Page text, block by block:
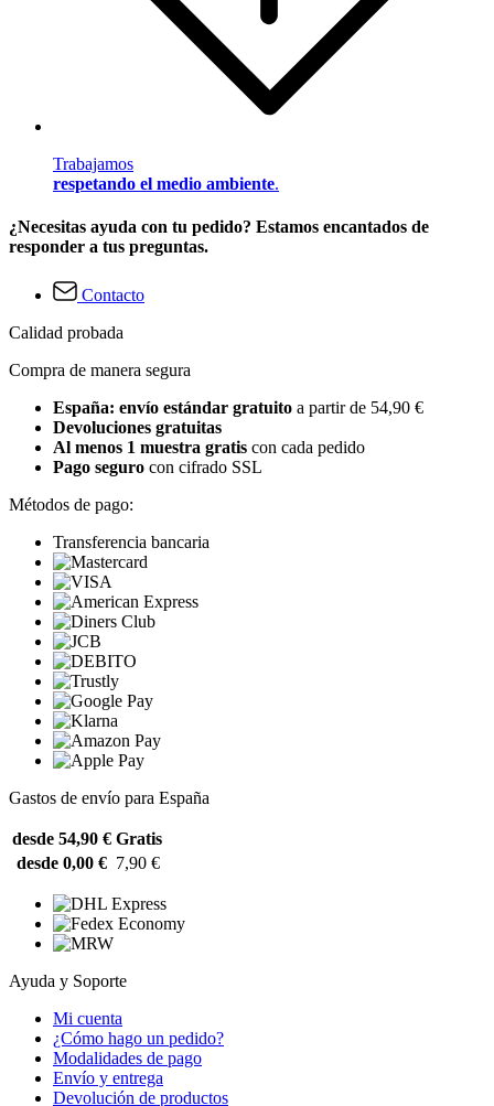
Trabajamos
respetando el medio ambiente.
¿Necesitas ayuda con tu pedido? Estamos encantados de
responder a tus preguntas.
Contacto
Calidad probada
Compra de manera segura
España: envío estándar gratuito a partir de 54,90 €
Devoluciones gratuitas
Al menos 1 muestra gratis con cada pedido
Pago seguro con cifrado SSL
Métodos de pago:
Transferencia bancaria
Gastos de envío para España
desde 54,90 € Gratis
desde 0,00 € 7,90 €
Ayuda y Soporte
Mi cuenta
¿Cómo hago un pedido?
Modalidades de pago
Envío y entrega
Devolución de productos